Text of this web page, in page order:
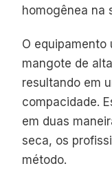
homogênea na
O equipamento
mangote de
resultando em
compacidade.
em duas
seca, os
método.